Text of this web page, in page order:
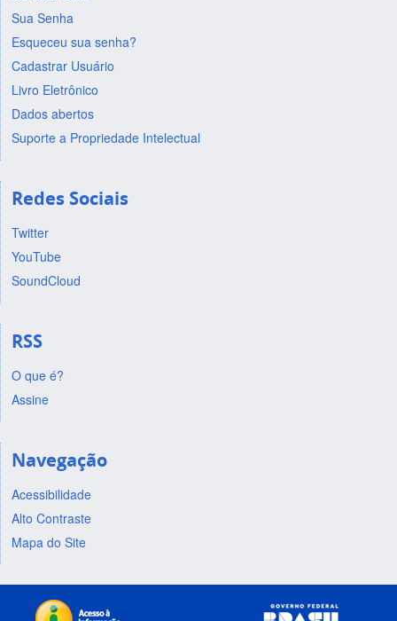
Sua Senha
Esqueceu sua senha?
Cadastrar Usuário
Livro Eletrônico
Dados abertos
Suporte a Propriedade Intelectual
Redes Sociais
Twitter
YouTube
SoundCloud
RSS
O que é?
Assine
Navegação
Acessibilidade
Alto Contraste
Mapa do Site